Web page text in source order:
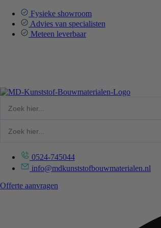
naar
inhoud
Fysieke showroom
Advies van specialisten
Meteen leverbaar
0524-745044
info@mdkunststofbouwmaterialen.nl
Offerte aanvragen